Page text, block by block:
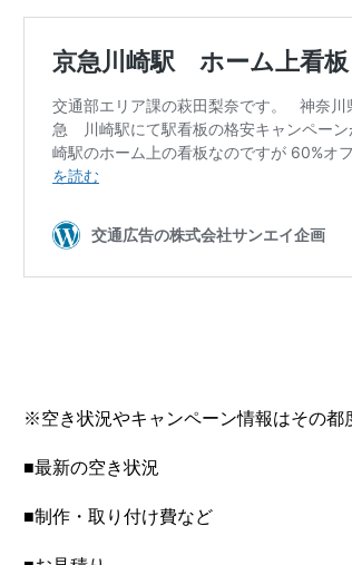
※空き状況やキャンペーン情報はその都
■最新の空き状況
■制作・取り付け費など